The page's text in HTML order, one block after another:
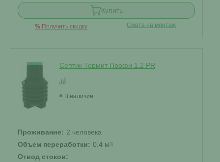
Купить
% Получить скидку Смета на монтаж
Септик Термит Профи 1.2 PR
В наличии
Проживание: 2 человека
Объем переработки: 0.4 м3
Отвод стоков: